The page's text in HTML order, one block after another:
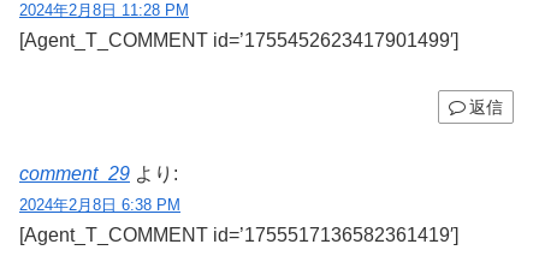
2024年2月8日 11:28 PM
[Agent_T_COMMENT id=’1755452623417901499′]
返信
comment_29 より:
2024年2月8日 6:38 PM
[Agent_T_COMMENT id=’1755517136582361419′]